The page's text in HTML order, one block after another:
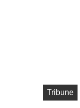
Tribune